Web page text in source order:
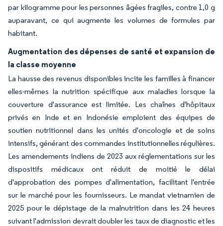
par kilogramme pour les personnes âgées fragiles, contre 1,0 g
auparavant, ce qui augmente les volumes de formules par
habitant.
Augmentation des dépenses de santé et expansion de
la classe moyenne
La hausse des revenus disponibles incite les familles à financer
elles-mêmes la nutrition spécifique aux maladies lorsque la
couverture d'assurance est limitée. Les chaînes d'hôpitaux
privés en Inde et en Indonésie emploient des équipes de
soutien nutritionnel dans les unités d'oncologie et de soins
intensifs, générant des commandes institutionnelles régulières.
Les amendements indiens de 2023 aux réglementations sur les
dispositifs médicaux ont réduit de moitié le délai
d'approbation des pompes d'alimentation, facilitant l'entrée
sur le marché pour les fournisseurs. Le mandat vietnamien de
2025 pour le dépistage de la malnutrition dans les 24 heures
suivant l'admission devrait doubler les taux de diagnostic et les